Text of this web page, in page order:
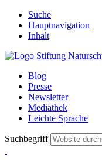
Suche
Hauptnavigation
Inhalt
Blog
Presse
Newsletter
Mediathek
Leichte Sprache
Suchbegriff